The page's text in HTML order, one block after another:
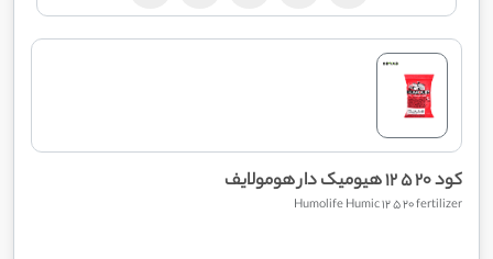
کود 20 5 12 هیومیک دار هومولایف
Humolife Humic 12 5 20 fertilizer